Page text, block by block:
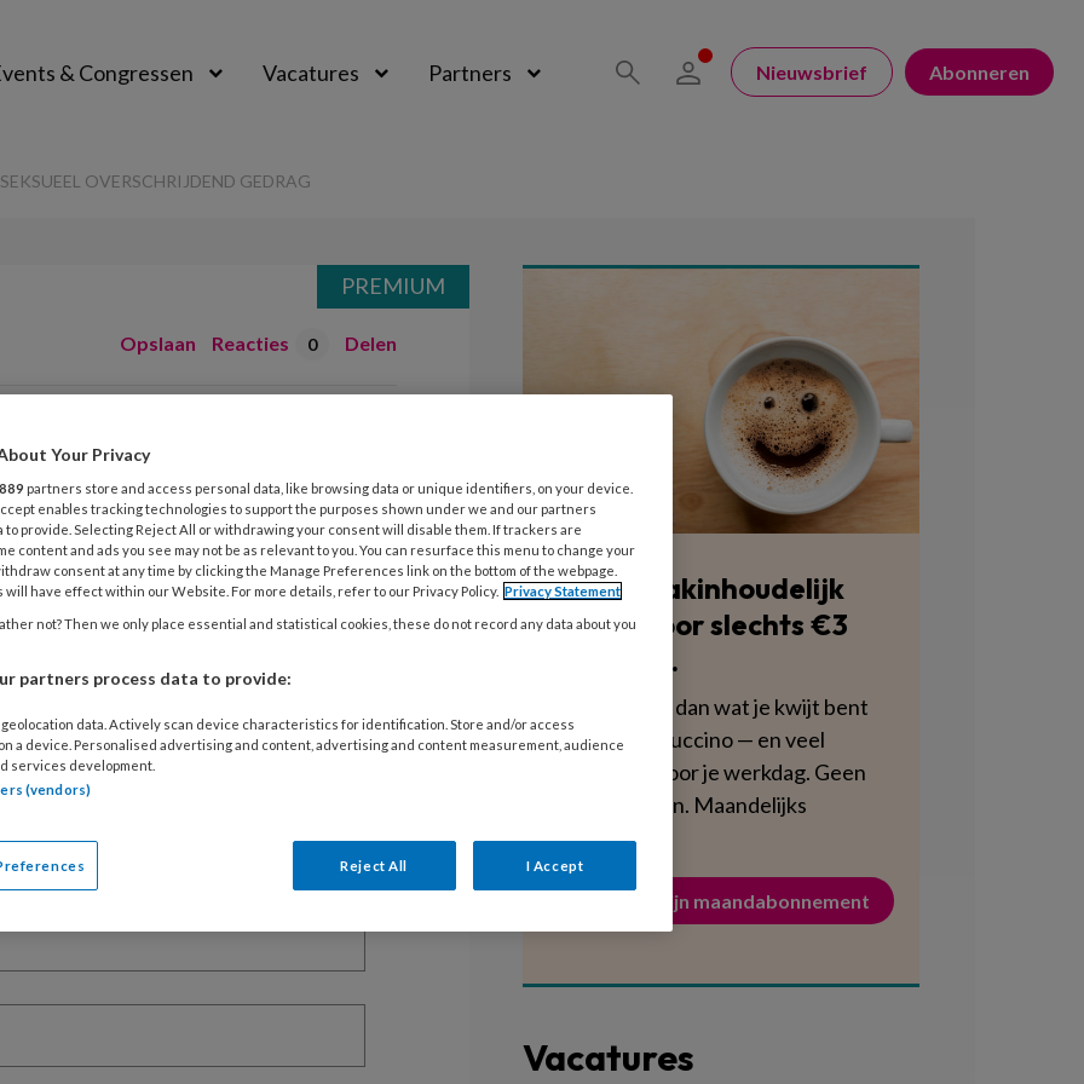
& Congressen Vacatures Partners Nieuwsbrief Abonneren
OVERSCHRIJDEND GEDRAG
Opslaan Reacties 0 Delen
tegen seksueel
lezen?
lees 2 artikelen gratis per maand
PREMIUM
Blijf vakinhoudelijk
scherp voor slechts €3
per week.
Dat is minder dan wat je kwijt bent
aan een cappuccino — en veel
voedzamer voor je werkdag. Geen
verplichtingen. Maandelijks
opzegbaar.
Activeer mijn maandabonnement
Vacatures
Your Privacy
889 partners store and access personal data, like browsing data or unique identifiers, on your device.
enables tracking technologies to support the purposes shown under we and our partners
to provide. Selecting Reject All or withdrawing your consent will disable them. If trackers are
content and ads you see may not be as relevant to you. You can resurface this menu to change your
consent at any time by clicking the Manage Preferences link on the bottom of the webpage.
will have effect within our Website. For more details, refer to our Privacy Policy. Privacy Statement
not? Then we only place essential and statistical cookies, these do not record any data about you
partners process data to provide:
data. Actively scan device characteristics for identification. Store and/or access
a device. Personalised advertising and content, advertising and content measurement, audience
services development.
(vendors)
Reject All I Accept